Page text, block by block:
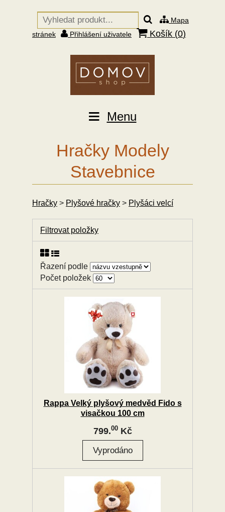
Mapa
stránek
Přihlášení uživatele Košík (0)
Menu
Hračky Modely
Stavebnice
Hračky > Plyšové hračky > Plyšáci velcí
Filtrovat položky
Řazení podle
Počet položek
Rappa Velký plyšový medvěd Fido s
visačkou 100 cm
799.00Kč